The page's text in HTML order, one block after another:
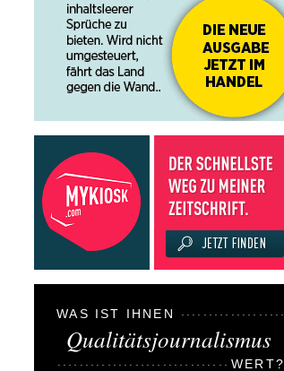
WAS IST IHNEN
Qualitätsjournalismus
WERT?